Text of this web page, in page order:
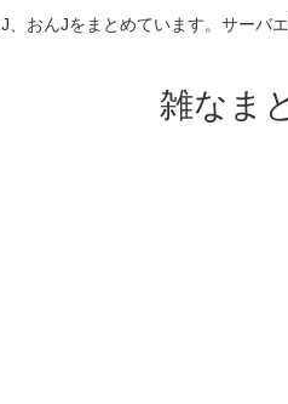
おんJをまとめています。サー
雑なま